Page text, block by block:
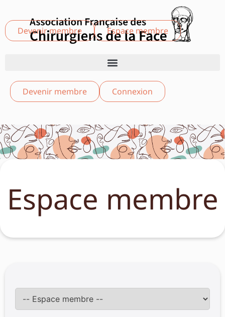
Devenir membre Espace membre
Devenir membre Connexion
Espace membre